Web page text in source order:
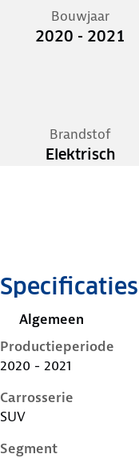
Bouwjaar
2020 - 2021
Brandstof
Elektrisch
Specificaties
Algemeen
Productieperiode
2020 - 2021
Carrosserie
SUV
Segment